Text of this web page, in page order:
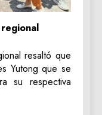
resaltó que
Yutong que se
su respectiva